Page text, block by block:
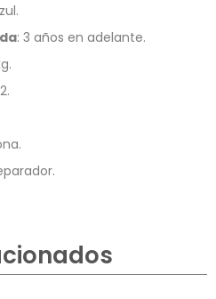
: 3 años en adelante.